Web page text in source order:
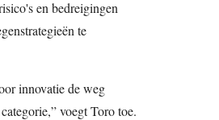
en bedreigingen
te
innovatie de weg
voegt Toro toe.